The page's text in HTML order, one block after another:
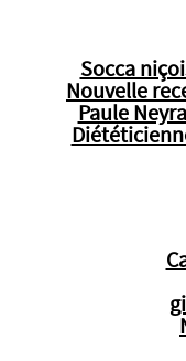
Socca
Nouvelle
Paule